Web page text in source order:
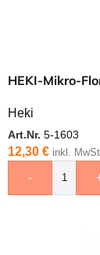
HEKI-Mikro-
Heki
Art.Nr. 5-1603
12,30 € inkl. MwSt.
-